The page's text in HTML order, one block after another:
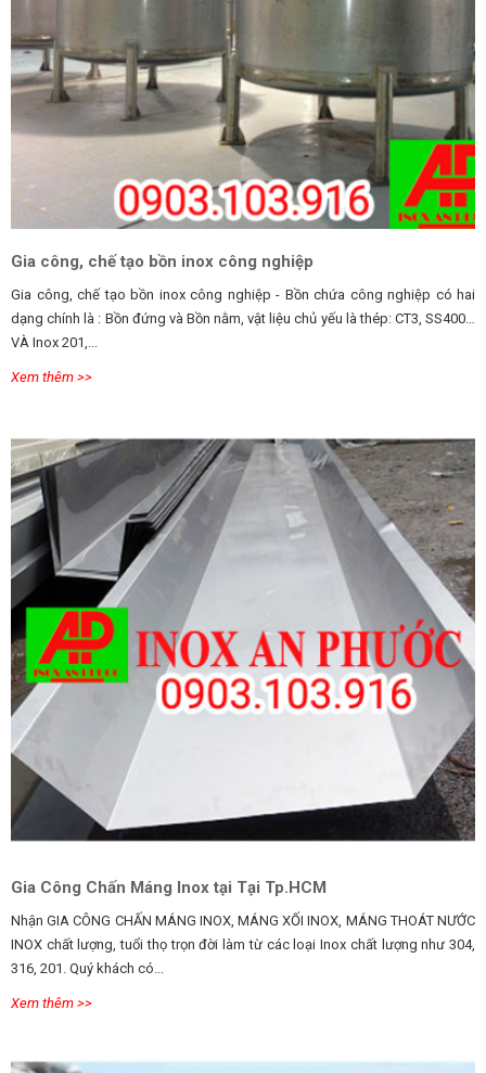
Gia công, chế tạo bồn inox công nghiệp
Gia công, chế tạo bồn inox công nghiệp - Bồn chứa công nghiệp có hai
dạng chính là : Bồn đứng và Bồn nằm, vật liệu chủ yếu là thép: CT3, SS400…
VÀ Inox 201,...
Xem thêm >>
Gia Công Chấn Máng Inox tại Tại Tp.HCM
Nhận GIA CÔNG CHẤN MÁNG INOX, MÁNG XỐI INOX, MÁNG THOÁT NƯỚC
INOX chất lượng, tuổi thọ trọn đời làm từ các loại Inox chất lượng như 304,
316, 201. Quý khách có...
Xem thêm >>